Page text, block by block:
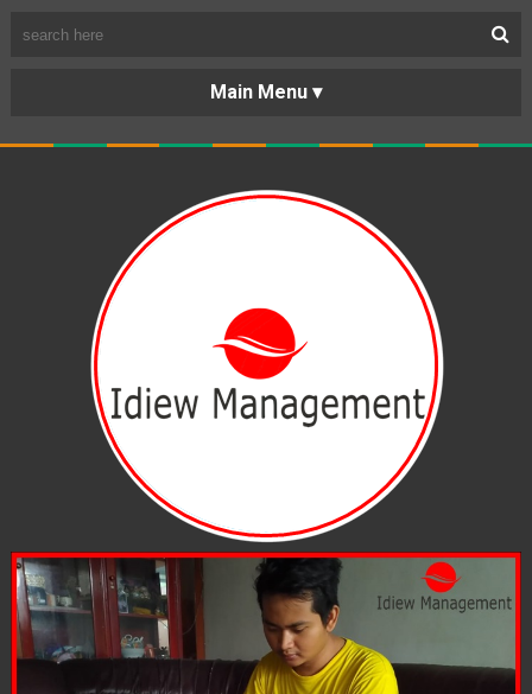
BERANDA
PORTOFOLIO
KARIR
KERJASAMA
LAYANAN